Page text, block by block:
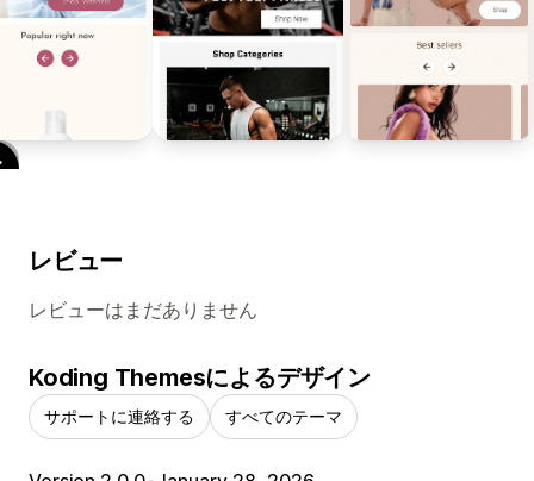
レビュー
レビューはまだありません
Koding Themesによるデザイン
サポートに連絡する すべてのテーマ